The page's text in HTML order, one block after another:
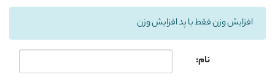
افزایش وزن فقط با پد افزایش وزن
نام: